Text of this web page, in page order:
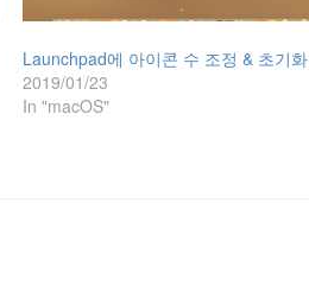
Launchpad에 아이콘 수 조정 & 초기화
2019/01/23
In "macOS"